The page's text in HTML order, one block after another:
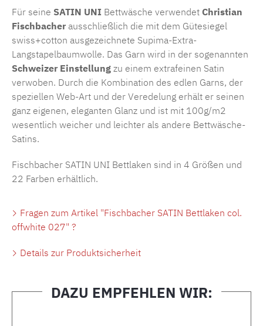
Für seine SATIN UNI Bettwäsche verwendet Christian
Fischbacher ausschließlich die mit dem Gütesiegel
swiss+cotton ausgezeichnete Supima-Extra-
Langstapelbaumwolle. Das Garn wird in der sogenannten
Schweizer Einstellung zu einem extrafeinen Satin
verwoben. Durch die Kombination des edlen Garns, der
speziellen Web-Art und der Veredelung erhält er seinen
ganz eigenen, eleganten Glanz und ist mit 100g/m2
wesentlich weicher und leichter als andere Bettwäsche-
Satins.
Fischbacher SATIN UNI Bettlaken sind in 4 Größen und
22 Farben erhältlich.
Fragen zum Artikel "Fischbacher SATIN Bettlaken col.
offwhite 027" ?
Details zur Produktsicherheit
DAZU EMPFEHLEN WIR: